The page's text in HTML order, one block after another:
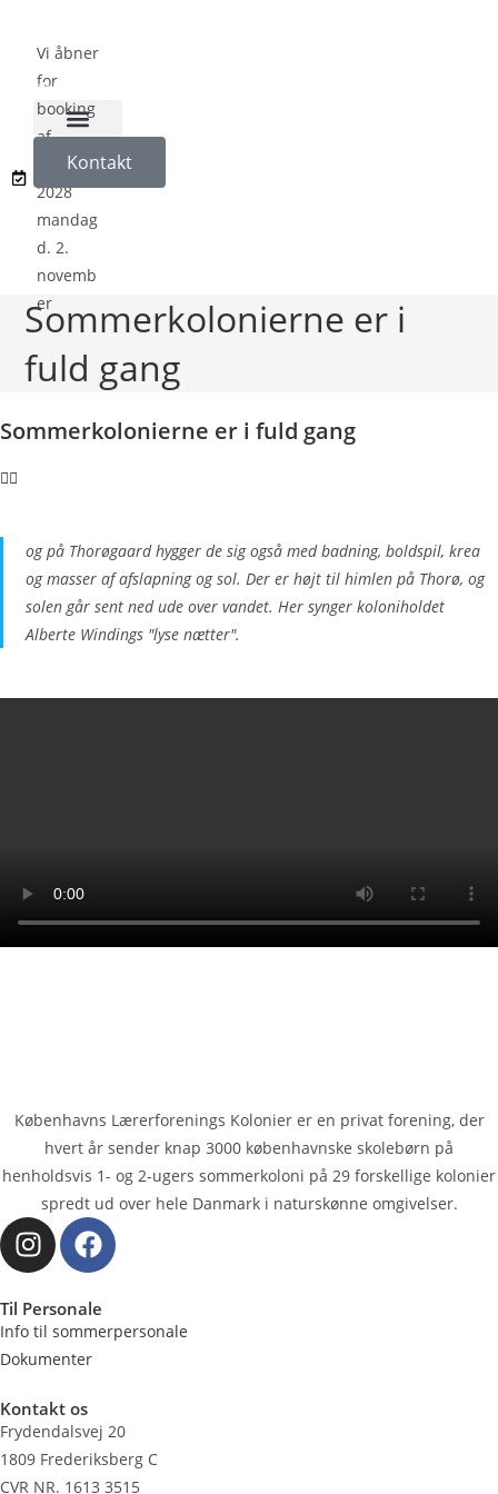
Vi åbner
for
booking
af
sæson
2028
mandag
d. 2.
novemb
er
Kontakt
Sommerkolonierne er i
fuld gang
Sommerkolonierne er i fuld gang
og på Thorøgaard hygger de sig også med badning, boldspil, krea
og masser af afslapning og sol. Der er højt til himlen på Thorø, og
solen går sent ned ude over vandet. Her synger koloniholdet
Alberte Windings "lyse nætter".
Københavns Lærerforenings Kolonier er en privat forening, der
hvert år sender knap 3000 køben­havnske skolebørn på
henholdsvis 1- og 2-ugers sommerkoloni på 29 forskellige kolonier
spredt ud over hele Danmark i naturskønne omgivelser.
Til Personale
Info til sommerpersonale
Dokumenter
Kontakt os
Frydendalsvej 20
1809 Frederiksberg C
CVR NR. 1613 3515